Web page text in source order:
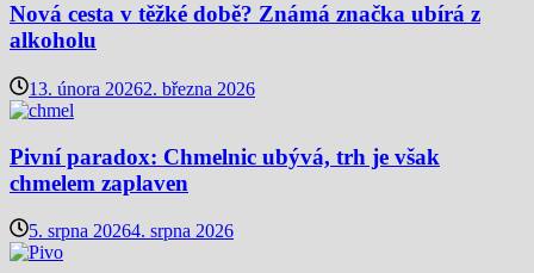
Nová cesta v těžké době? Známá značka ubírá z
alkoholu
13. února 20262. března 2026
Pivní paradox: Chmelnic ubývá, trh je však
chmelem zaplaven
5. srpna 20264. srpna 2026